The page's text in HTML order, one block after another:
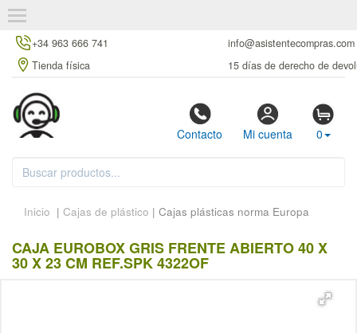
+34 963 666 741
info@asistentecompras.com
Tienda física
15 días de derecho de
Contacto Mi cuenta 0
Inicio | Cajas de plástico | Cajas plásticas norma Europa
CAJA EUROBOX GRIS FRENTE ABIERTO 40 X
30 X 23 CM REF.SPK 4322OF